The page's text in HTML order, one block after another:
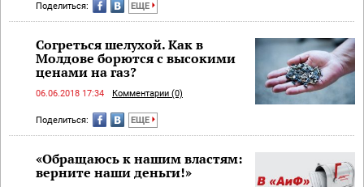
Поделиться: ЕЩЕ
Согреться шелухой. Как в
Молдове борются с высокими
ценами на газ?
06.06.2018 17:34 Комментарии (0)
Поделиться: ЕЩЕ
«Обращаюсь к нашим властям:
верните наши деньги!»